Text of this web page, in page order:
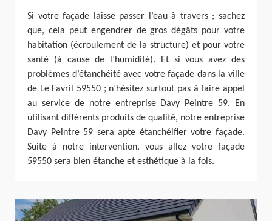
Si votre façade laisse passer l’eau à travers ; sachez
que, cela peut engendrer de gros dégâts pour votre
habitation (écroulement de la structure) et pour votre
santé (à cause de l’humidité). Et si vous avez des
problèmes d’étanchéité avec votre façade dans la ville
de Le Favril 59550 ; n’hésitez surtout pas à faire appel
au service de notre entreprise Davy Peintre 59. En
utilisant différents produits de qualité, notre entreprise
Davy Peintre 59 sera apte étanchéifier votre façade.
Suite à notre intervention, vous allez votre façade
59550 sera bien étanche et esthétique à la fois.